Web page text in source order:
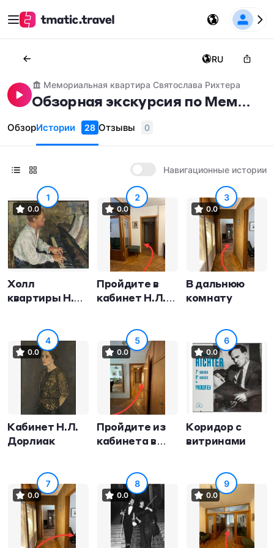
Мемориальная квартира Святослава Рихтера
Обзорная экскурсия по Мемо
риальной квартире Святосла
ва Рихтера
RU
ОбзорИстории 28 Отзывы 0
Навигационные истории
1
0.0
Холл
квартиры Н.Л.
2
0.0
Пройдите в
кабинет Н.Л.
3
0.0
В дальнюю
комнату
4
0.0
Кабинет Н.Л.
Дорлиак
5
0.0
Пройдите из
кабинета в
6
0.0
Коридор с
витринами
7
0.0
8
0.0
9
0.0